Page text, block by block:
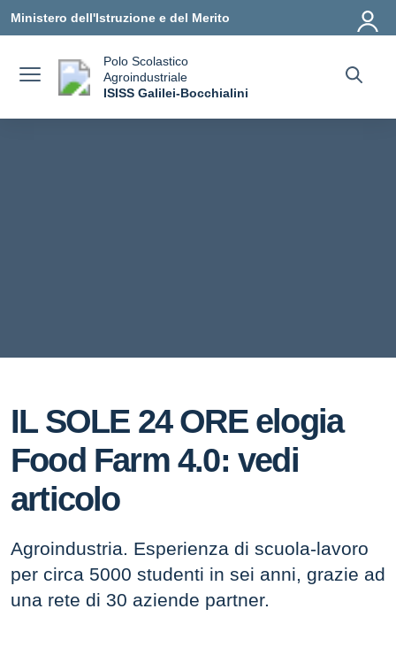
Ministero dell'Istruzione e del Merito
Polo Scolastico
Agroindustriale
ISISS Galilei-Bocchialini
IL SOLE 24 ORE elogia
Food Farm 4.0: vedi
articolo
Agroindustria. Esperienza di scuola-lavoro
per circa 5000 studenti in sei anni, grazie ad
una rete di 30 aziende partner.